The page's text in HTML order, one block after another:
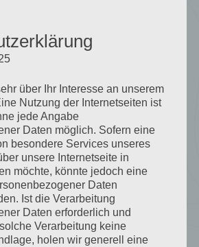
im Zimmer selbst niedrig
Gäste in Nebenzimmern nicht zu
und weiterer Nichtbeachtung
wird unsererseits
jegliche Rückerstattung.
unser Skiraum mit
es ist nicht gestattet Skier/
im Zimmer aufzubewahren.
über Ihr Interesse an unserem
Nutzung der Internetseiten ist
jede Angabe
Daten möglich. Sofern eine
besondere Services unseres
unsere Internetseite in
möchte, könnte jedoch eine
Daten
Ist die Verarbeitung
Daten erforderlich und
Verarbeitung keine
holen wir generell eine